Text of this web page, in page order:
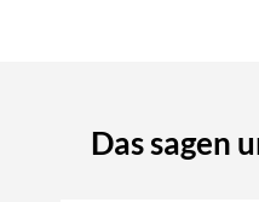
Das sagen